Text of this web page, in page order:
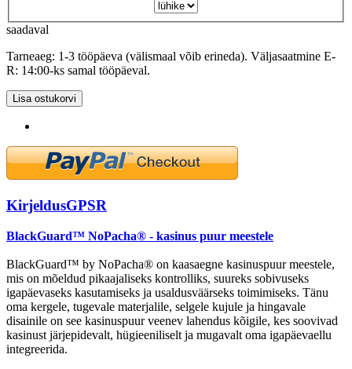
saadaval
Tarneaeg: 1-3 tööpäeva (välismaal võib erineda). Väljasaatmine E-
R: 14:00-ks samal tööpäeval.
Lisa ostukorvi
KirjeldusGPSR
BlackGuard™ NoPacha® - kasinus puur meestele
BlackGuard™ by NoPacha® on kaasaegne kasinuspuur meestele,
mis on mõeldud pikaajaliseks kontrolliks, suureks sobivuseks
igapäevaseks kasutamiseks ja usaldusväärseks toimimiseks. Tänu
oma kergele, tugevale materjalile, selgele kujule ja hingavale
disainile on see kasinuspuur veenev lahendus kõigile, kes soovivad
kasinust järjepidevalt, hügieeniliselt ja mugavalt oma igapäevaellu
integreerida.